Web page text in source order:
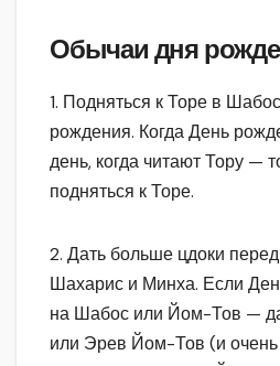
Обычаи дня
1. Подняться к Торе в
рождения. Когда День
день, когда читают Тору —
подняться к Торе.
2. Дать больше цдоки
Шахарис и Минха. Если
на Шабос или Йом-Тов —
или Эрев Йом-Тов (и